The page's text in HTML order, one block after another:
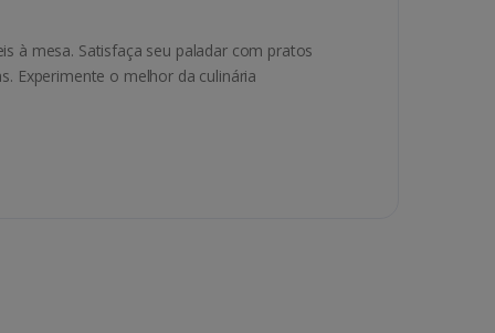
à mesa. Satisfaça seu paladar com pratos
Experimente o melhor da culinária